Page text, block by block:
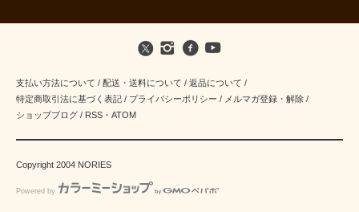
支払い方法について / 配送・送料について / 返品について /
特定商取引法に基づく表記 / プライバシーポリシー / メルマガ登録・解除 /
ショップブログ / RSS ・ ATOM
Copyright 2004 NORIES
Powered by